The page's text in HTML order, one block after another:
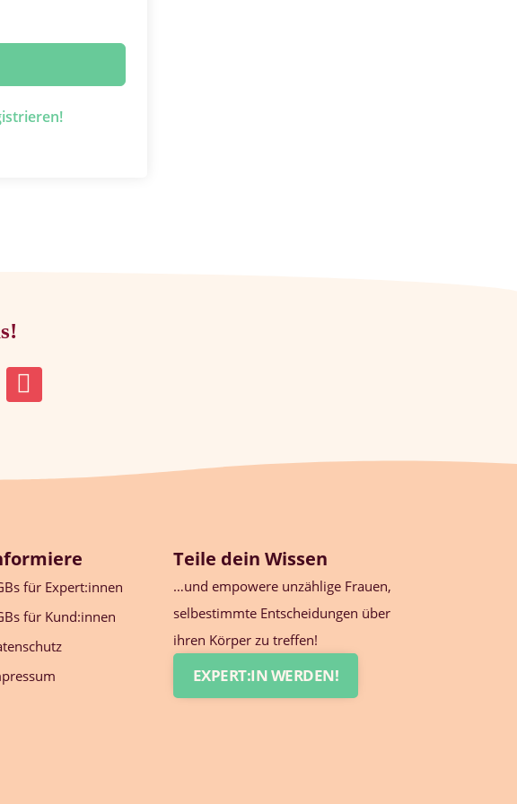
für Expert:innen
für Kund:innen
Teile dein Wissen
…und empowere unzählige Frauen,
selbestimmte Entscheidungen über
ihren Körper zu treffen!
EXPERT:IN WERDEN!